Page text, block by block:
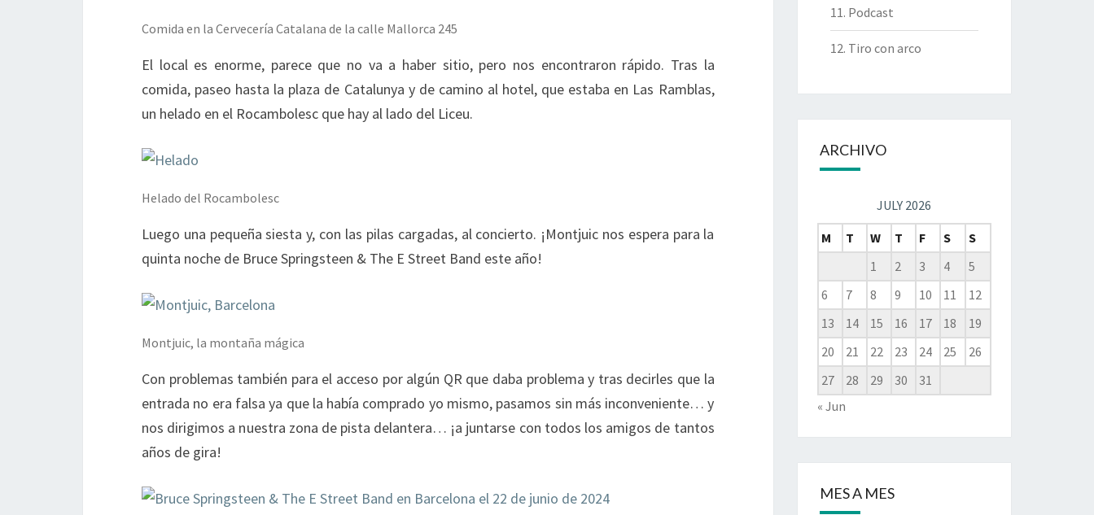
Comida en la Cervecería Catalana de la calle Mallorca 245
El local es enorme, parece que no va a haber sitio, pero nos encontraron rápido. Tras la
comida, paseo hasta la plaza de Catalunya y de camino al hotel, que estaba en Las Ramblas,
un helado en el Rocambolesc que hay al lado del Liceu.
Helado del Rocambolesc
Luego una pequeña siesta y, con las pilas cargadas, al concierto. ¡Montjuic nos espera para la
quinta noche de Bruce Springsteen & The E Street Band este año!
Montjuic, la montaña mágica
Con problemas también para el acceso por algún QR que daba problema y tras decirles que la
entrada no era falsa ya que la había comprado yo mismo, pasamos sin más inconveniente… y
nos dirigimos a nuestra zona de pista delantera… ¡a juntarse con todos los amigos de tantos
años de gira!
11. Podcast
12. Tiro con arco
ARCHIVO
JULY 2026
M
T W T F S
S
1
2 3 4
5
6
7 8 9 10 11
12
13
14 15 16 17 18
19
20
21 22 23 24 25
26
27
28 29 30
31
« Jun
MES A MES